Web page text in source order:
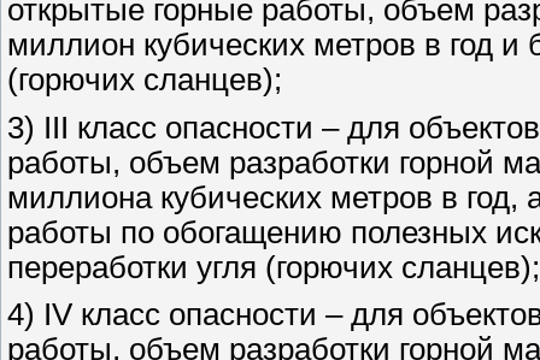
открытые горные работы, объем
миллион кубических метров в год и
(горючих сланцев);
3) III класс опасности – для
работы, объем разработки горной
миллиона кубических метров в год,
работы по обогащению полезных
переработки угля (горючих сланцев);
4) IV класс опасности – для
работы, объем разработки горной